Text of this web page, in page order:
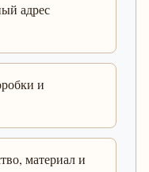
адрес
и
материал и